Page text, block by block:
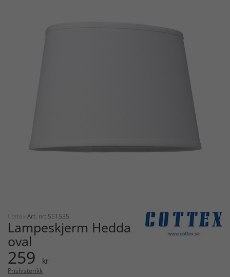
Cottex Art. nr: 551535
Lampeskjerm Hedda
oval
259 kr
Prishistorikk